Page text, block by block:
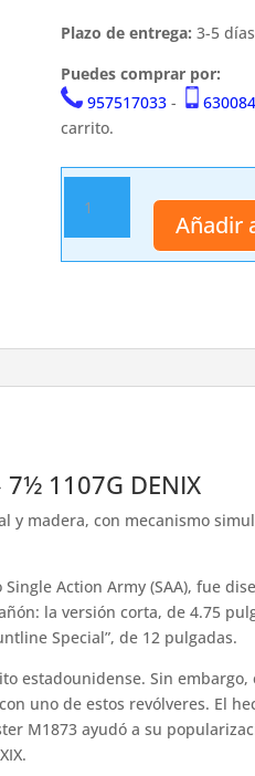
Plazo de entrega: 3-5
Puedes comprar por:
957517033-
carrito.
1107G
DENIX
cantidad
Añadir
1107G DENIX
y madera, con mecanismo
Action Army (SAA), fue
la versión corta, de 4.75
Special”, de 12 pulgadas.
estadounidense. Sin embargo,
uno de estos revólveres. El
M1873 ayudó a su